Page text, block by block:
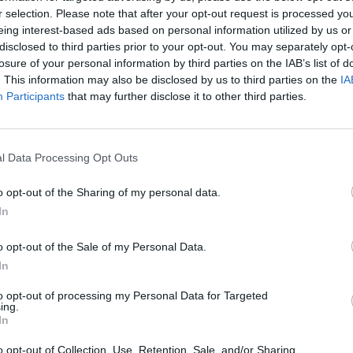
selection. Please note that after your opt-out request is processed
interest-based ads based on personal information utilized by us
to third parties prior to your opt-out. You may separately
of your personal information by third parties on the IAB’s list of
This information may also be disclosed by us to third parties on the
Participants that may further disclose it to other third parties.
Data Processing Opt Outs
opt-out of the Sharing of my personal data.
opt-out of the Sale of my Personal Data.
opt-out of processing my Personal Data for Targeted
opt-out of Collection, Use, Retention, Sale, and/or Sharing
Eladó adatai
Eladó:Virág Judit Galéria
Cím: Nemes Zsófia
Mű-Terem Galéria Kft.
1055 Budapest, Falk Miksa u.
Bemutatkozás: Kiemelkedő kvalitású 19. és 20.
vétele és aukcionálása. Exkluzív aukciók évente